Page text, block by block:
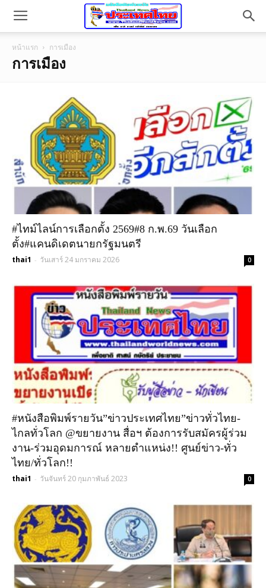
หน้าแรก การเมือง
การเมือง
#ไทม์ไลน์การเลือกตั้ง 2569#8 ก.พ.69 วันเลือก
ตั้ง#แคนดิเดตนายกรัฐมนตรี
thai1 - วันเสาร์ 24 มกราคม 2026 0
#หนังสือพิมพ์รายวัน”ข่าวประเทศไทย”ข่าวทั่วไทย-
ไกลทั่วโลก @ขยายงาน สื่อฯ ต้องการรับสมัครผู้ร่วม
งาน-ร่วมอุดมการณ์ หลายตำแหน่ง!! ศูนย์ข่าว-ทั่ว
ไทย/ทั่วโลก!!
thai1 - วันจันทร์ 20 กุมภาพันธ์ 2023 0